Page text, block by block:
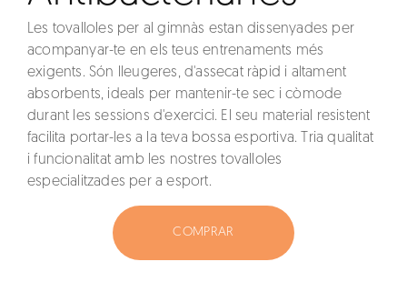
Les tovalloles per al gimnàs estan dissenyades per
acompanyar-te en els teus entrenaments més
exigents. Són lleugeres, d'assecat ràpid i altament
absorbents, ideals per mantenir-te sec i còmode
durant les sessions d'exercici. El seu material resistent
facilita portar-les a la teva bossa esportiva. Tria qualitat
i funcionalitat amb les nostres tovalloles
especialitzades per a esport.
COMPRAR